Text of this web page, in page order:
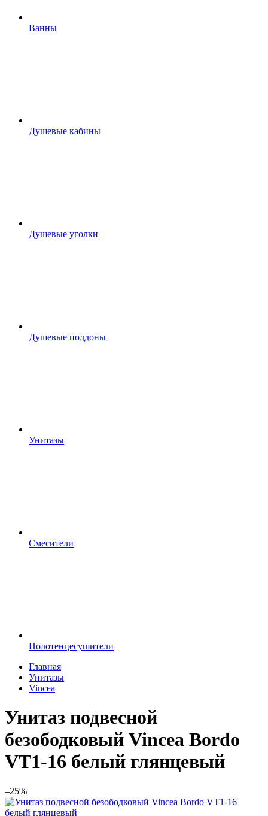
Ванны
Душевые кабины
Душевые уголки
Душевые поддоны
Унитазы
Смесители
Полотенцесушители
Главная
Унитазы
Vincea
Унитаз подвесной
безободковый Vincea Bordo
VT1-16 белый глянцевый
–25%